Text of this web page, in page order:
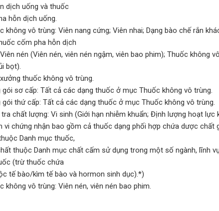
dịch uống và thuốc
hỗn dịch uống.
không vô trùng: Viên nang cứng; Viên nhai; Dạng bào chế rắn
cốm pha hỗn dịch
nén (Viên nén, viên nén ngậm, viên bao phim); Thuốc
bọt).
thuốc không vô trùng.
sơ cấp: Tất cả các dạng thuốc ở mục Thuốc không vô trùng.
thứ cấp: Tất cả các dạng thuốc ở mục Thuốc không vô trùng.
chất lượng: Vi sinh (Giới hạn nhiễm khuẩn; Định lượng hoạt lực
vi chứng nhận bao gồm cả thuốc dạng phối hợp chứa dược chất
Danh mục thuốc,
thuộc Danh mục chất cấm sử dụng trong một số ngành, lĩnh
(trừ thuốc chứa
tế bào/kìm tế bào và hormon sinh dục).*)
không vô trùng: Viên nén, viên nén bao phim.